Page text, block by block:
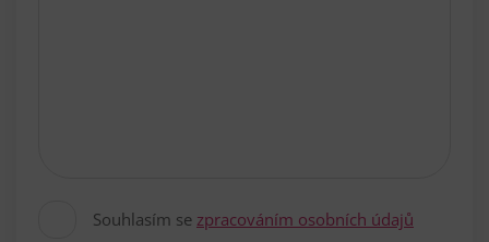
Souhlasím se zpracováním osobních údajů